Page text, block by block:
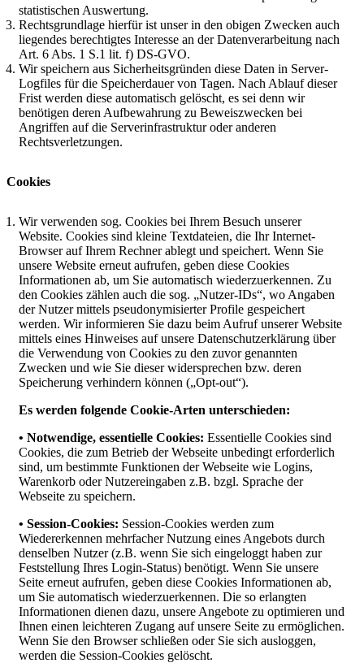
statistischen Auswertung.
Rechtsgrundlage hierfür ist unser in den obigen Zwecken auch
liegendes berechtigtes Interesse an der Datenverarbeitung nach
Art. 6 Abs. 1 S.1 lit. f) DS-GVO.
Wir speichern aus Sicherheitsgründen diese Daten in Server-
Logfiles für die Speicherdauer von Tagen. Nach Ablauf dieser
Frist werden diese automatisch gelöscht, es sei denn wir
benötigen deren Aufbewahrung zu Beweiszwecken bei
Angriffen auf die Serverinfrastruktur oder anderen
Rechtsverletzungen.
Cookies
Wir verwenden sog. Cookies bei Ihrem Besuch unserer
Website. Cookies sind kleine Textdateien, die Ihr Internet-
Browser auf Ihrem Rechner ablegt und speichert. Wenn Sie
unsere Website erneut aufrufen, geben diese Cookies
Informationen ab, um Sie automatisch wiederzuerkennen. Zu
den Cookies zählen auch die sog. „Nutzer-IDs“, wo Angaben
der Nutzer mittels pseudonymisierter Profile gespeichert
werden. Wir informieren Sie dazu beim Aufruf unserer Website
mittels eines Hinweises auf unsere Datenschutzerklärung über
die Verwendung von Cookies zu den zuvor genannten
Zwecken und wie Sie dieser widersprechen bzw. deren
Speicherung verhindern können („Opt-out“).
Es werden folgende Cookie-Arten unterschieden:
• Notwendige, essentielle Cookies: Essentielle Cookies sind
Cookies, die zum Betrieb der Webseite unbedingt erforderlich
sind, um bestimmte Funktionen der Webseite wie Logins,
Warenkorb oder Nutzereingaben z.B. bzgl. Sprache der
Webseite zu speichern.
• Session-Cookies: Session-Cookies werden zum
Wiedererkennen mehrfacher Nutzung eines Angebots durch
denselben Nutzer (z.B. wenn Sie sich eingeloggt haben zur
Feststellung Ihres Login-Status) benötigt. Wenn Sie unsere
Seite erneut aufrufen, geben diese Cookies Informationen ab,
um Sie automatisch wiederzuerkennen. Die so erlangten
Informationen dienen dazu, unsere Angebote zu optimieren und
Ihnen einen leichteren Zugang auf unsere Seite zu ermöglichen.
Wenn Sie den Browser schließen oder Sie sich ausloggen,
werden die Session-Cookies gelöscht.